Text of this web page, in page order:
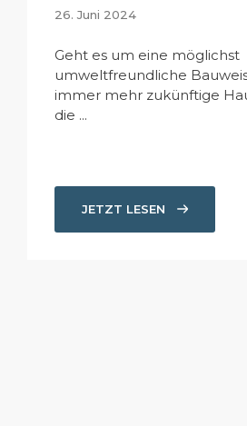
26. Juni 2024
Geht es um eine möglichst
umweltfreundliche
immer mehr zukünftige
die ...
JETZT LESEN